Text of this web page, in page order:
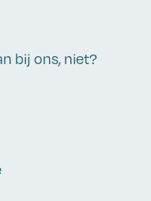
bij ons, niet?